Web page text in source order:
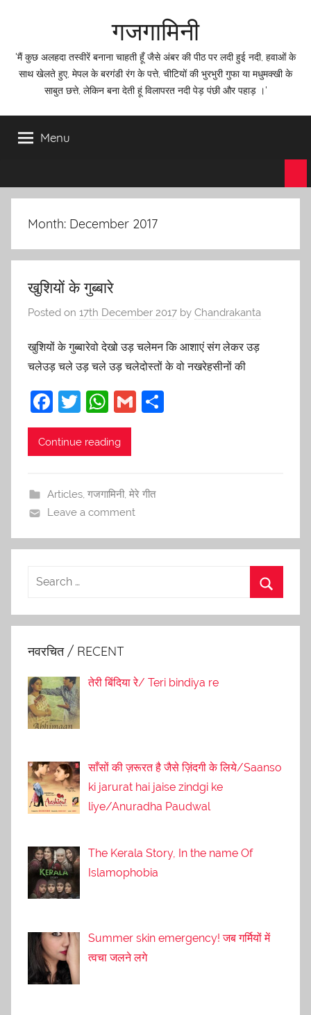
गजगामिनी
'मैं कुछ अलहदा तस्वीरें बनाना चाहती हूँ जैसे अंबर की पीठ पर लदी हुई नदी, हवाओं के
साथ खेलते हुए, मेपल के बरगंडी रंग के पत्ते, चीटियों की भुरभुरी गुफा या मधुमक्खी के
साबुत छत्ते, लेकिन बना देती हूं विलापरत नदी पेड़ पंछी और पहाड़ ।'
Menu
Month: December 2017
खुशियों के गुब्बारे
Posted on 17th December 2017 by Chandrakanta
खुशियों के गुब्बारेवो देखो उड़ चलेमन कि आशाएं संग लेकर उड़
चलेउड़ चले उड़ चले उड़ चलेदोस्तों के वो नखरेहसीनों की
F
a
c
b
o
o
k
T
w
itt
W
h
at
A
p
p
G
Continue reading
Articles, गजगामिनी, मेरे गीत
Leave a comment
नवरचित / RECENT
तेरी बिंदिया रे/ Teri bindiya re
साँसों की ज़रूरत है जैसे ज़िंदगी के लिये/Saanso
ki jarurat hai jaise zindgi ke
liye/Anuradha Paudwal
The Kerala Story, In the name Of
Islamophobia
Summer skin emergency! जब गर्मियों में
त्वचा जलने लगे